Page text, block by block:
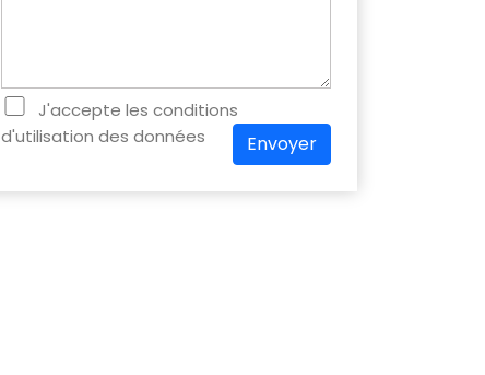
J'accepte les conditions
d'utilisation des données
Envoyer